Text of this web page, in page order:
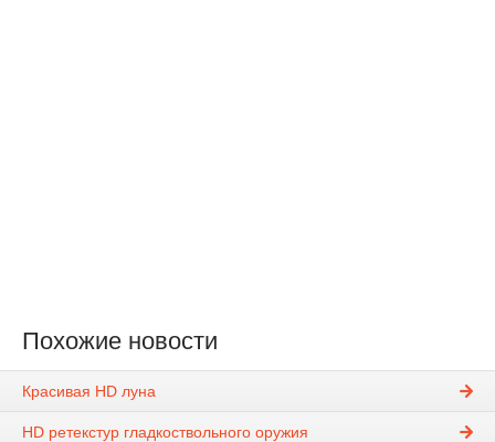
Похожие новости
Красивая HD луна
HD ретекстур гладкоствольного оружия